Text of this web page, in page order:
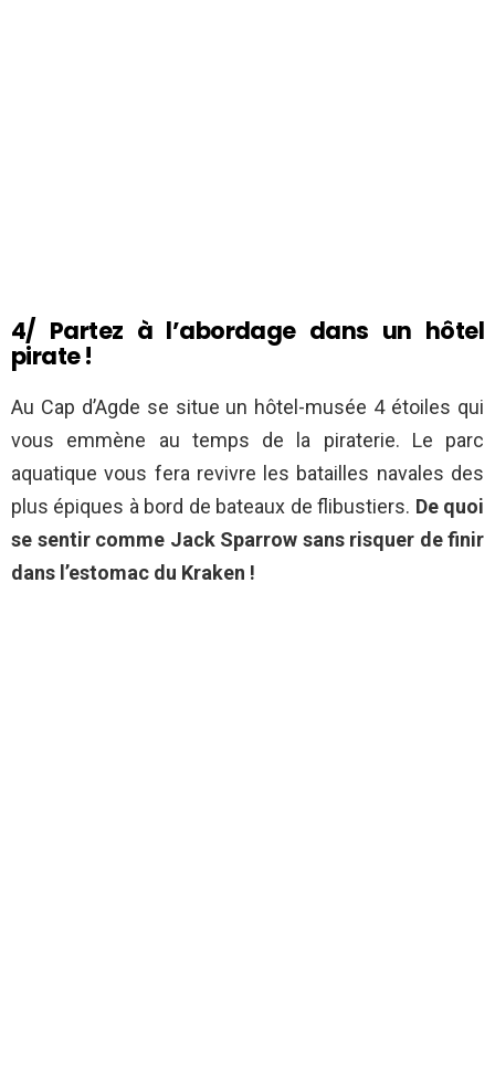
4/ Partez à l’abordage dans un hôtel
pirate !
Au Cap d’Agde se situe un hôtel-musée 4 étoiles qui
vous emmène au temps de la piraterie. Le parc
aquatique vous fera revivre les batailles navales des
plus épiques à bord de bateaux de flibustiers. De quoi
se sentir comme Jack Sparrow sans risquer de finir
dans l’estomac du Kraken !